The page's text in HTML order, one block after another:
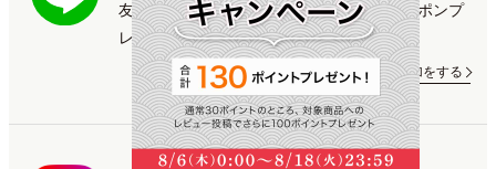
友だち追加＆LINE ID連携で500円OFFクーポンプ
レゼント！
LINE友だち追加をする